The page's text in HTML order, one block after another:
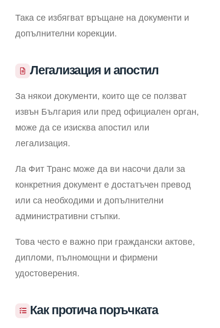
Така се избягват връщане на документи и
допълнителни корекции.
Легализация и апостил
За някои документи, които ще се ползват
извън България или пред официален орган,
може да се изисква апостил или
легализация.
Ла Фит Транс може да ви насочи дали за
конкретния документ е достатъчен превод
или са необходими и допълнителни
административни стъпки.
Това често е важно при граждански актове,
дипломи, пълномощни и фирмени
удостоверения.
Как протича поръчката